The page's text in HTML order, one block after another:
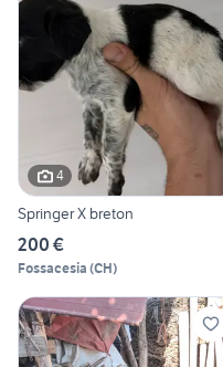
4
Springer X breton
200 €
Fossacesia (CH)